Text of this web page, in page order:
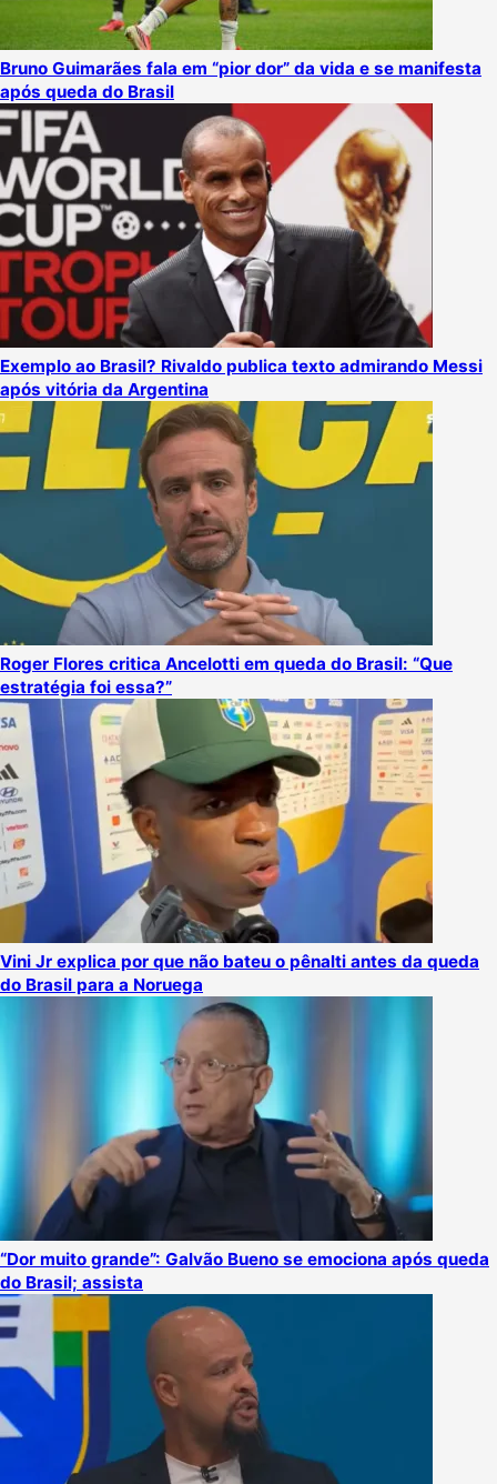
Bruno Guimarães fala em “pior dor” da vida e se manifesta
após queda do Brasil
Exemplo ao Brasil? Rivaldo publica texto admirando Messi
após vitória da Argentina
Roger Flores critica Ancelotti em queda do Brasil: “Que
estratégia foi essa?”
Vini Jr explica por que não bateu o pênalti antes da queda
do Brasil para a Noruega
“Dor muito grande”: Galvão Bueno se emociona após queda
do Brasil; assista